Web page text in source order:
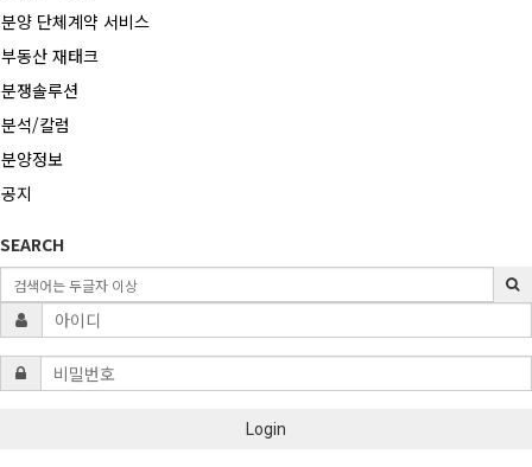
분양 단체계약 서비스
부동산 재태크
분쟁솔루션
분석/칼럼
분양정보
공지
SEARCH
Login